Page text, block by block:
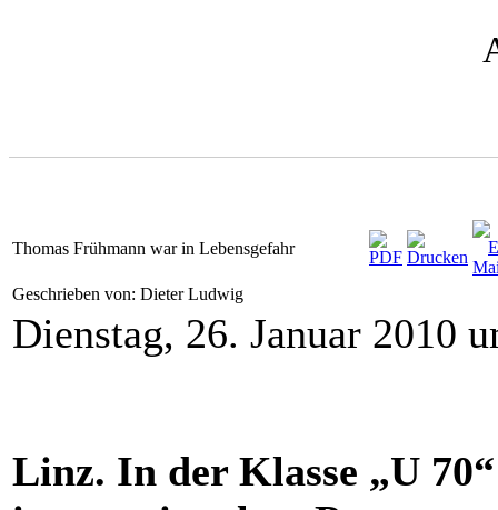
Thomas Frühmann war in Lebensgefahr
Geschrieben von: Dieter Ludwig
Dienstag, 26. Januar 2010
Linz. In der Klasse „U